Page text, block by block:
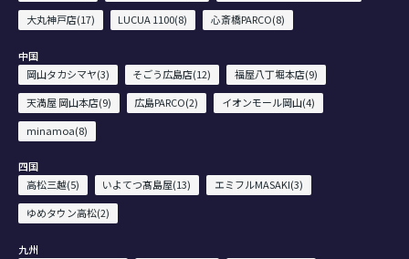
大丸神戸店(17)
LUCUA 1100(8) 心斎橋PARCO(8)
中国
岡山タカシマヤ(3)
そごう広島店(12)
福屋八丁堀本店(9)
天満屋 岡山本店(9)
広島PARCO(2)
イオンモール岡山(4)
minamoa(8)
四国
高松三越(5)
いよてつ髙島屋(13)
エミフルMASAKI(3)
ゆめタウン高松(2)
九州